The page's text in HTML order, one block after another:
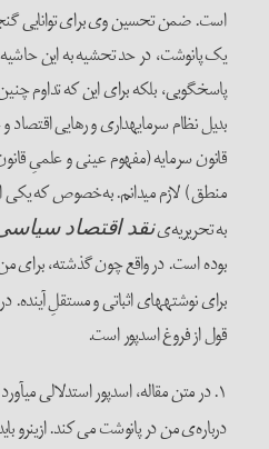
است. ضمن تحسین وی برای توانایی
یک پانوشت، در حد تحشیه به این
پاسخ­گویی، بلکه برای این که تداوم
بدیل نظام سرمایه­داری و رهایی اقتصاد و
قانون سرمایه (مفهوم عینی و علمیِ
منطق) لازم می­دانم. به‌خصوص که یکی از
به تحریریه‌ینقد اقتصاد
بوده است. در واقع چون گذشته، برای
برای نوشته­های اثباتی و مستقلِ آینده.
قول از فروغ اسدپور است.
۱. در متن مقاله، اسدپور استدلالی
درباره‌ی من در پانوشت می کند. ازین­رو